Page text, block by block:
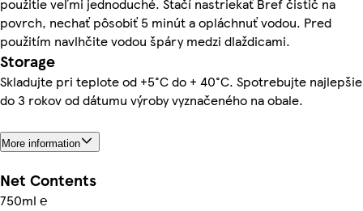
použitie veľmi jednoduché. Stačí nastriekať Bref čistič na
povrch, nechať pôsobiť 5 minút a opláchnuť vodou. Pred
použitím navlhčite vodou špáry medzi dlaždicami.
Storage
Skladujte pri teplote od +5°C do + 40°C. Spotrebujte najlepšie
do 3 rokov od dátumu výroby vyznačeného na obale.
More information
Net Contents
750ml ℮